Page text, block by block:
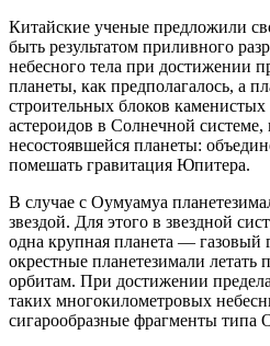
Китайские ученые предложили
быть результатом приливного
небесного тела при достижении
планеты, как предполагалось, а
строительных блоков
астероидов в Солнечной
несостоявшейся планеты:
помешать гравитация Юпитера.
В случае с Оумуамуа
звездой. Для этого в звездной
одна крупная планета — газовый
окрестные планетезимали
орбитам. При достижении
таких многокилометровых
сигарообразные фрагменты типа